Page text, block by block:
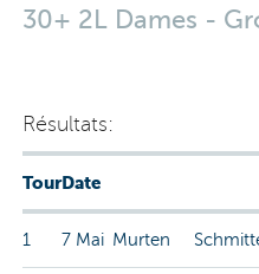
30+ 2L Dames -
Résultats:
TourDate
1 7 Mai Murten